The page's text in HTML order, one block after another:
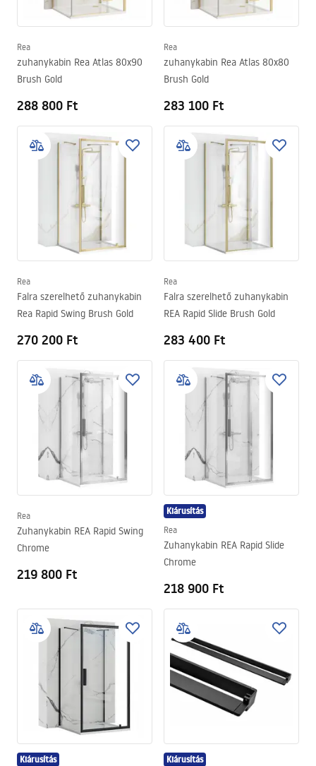
Rea
zuhanykabin Rea Atlas 80x90
Brush Gold
288 800 Ft
Rea
zuhanykabin Rea Atlas 80x80
Brush Gold
283 100 Ft
Rea
Falra szerelhető zuhanykabin
Rea Rapid Swing Brush Gold
270 200 Ft
Rea
Falra szerelhető zuhanykabin
REA Rapid Slide Brush Gold
283 400 Ft
Rea
Zuhanykabin REA Rapid Swing
Chrome
219 800 Ft
Kiárusítás
Rea
Zuhanykabin REA Rapid Slide
Chrome
218 900 Ft
Kiárusítás Kiárusítás